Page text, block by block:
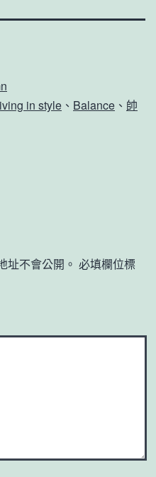
in style 、 Balance 、 帥
址不會公開。 必填欄位標